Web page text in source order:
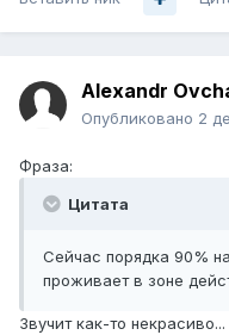
Alexandr
Опубликовано 2
Фраза:
Цитата
Сейчас порядка 90%
проживает в зоне
Звучит как-то